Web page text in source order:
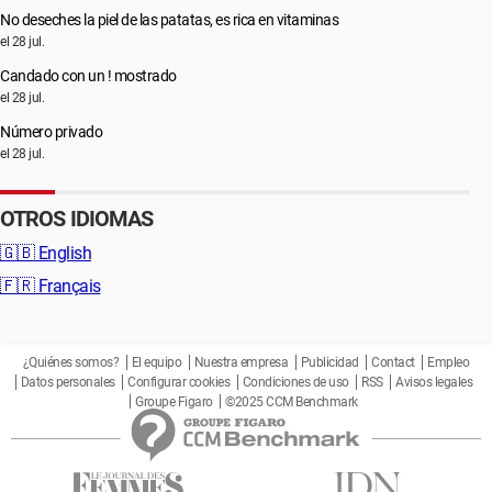
No deseches la piel de las patatas, es rica en vitaminas
el 28 jul.
Candado con un ! mostrado
el 28 jul.
Número privado
el 28 jul.
OTROS IDIOMAS
🇬🇧 English
🇫🇷 Français
¿Quiénes somos? El equipo Nuestra empresa Publicidad Contact
Empleo
Datos personales
Configurar cookies Condiciones de uso RSS
Avisos legales
Groupe Figaro
©2025 CCM Benchmark